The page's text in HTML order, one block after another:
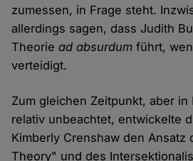
zumessen, in Frage steht.
allerdings sagen, dass Judith
Theoriead absurdum führt,
verteidigt.
Zum gleichen Zeitpunkt, aber in
relativ unbeachtet, entwickelte
Kimberly Crenshaw den Ansatz
Theory" und des